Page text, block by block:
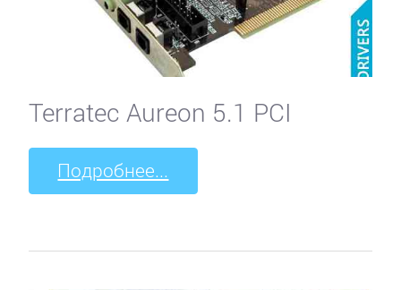
Terratec Aureon 5.1 PCI
Подробнее...